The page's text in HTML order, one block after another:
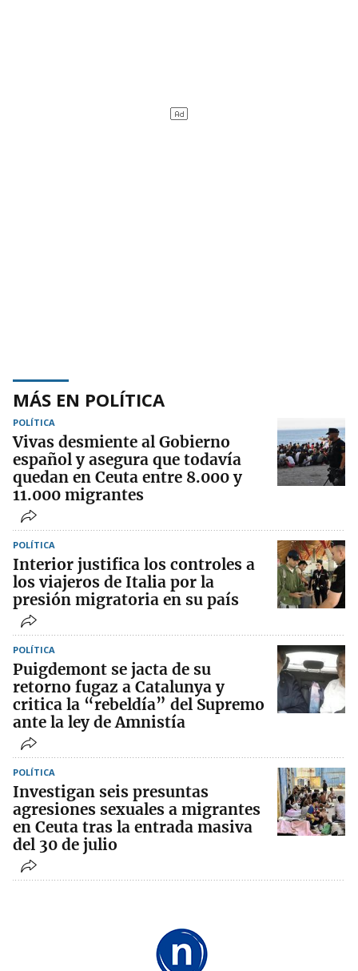
MÁS EN POLÍTICA
POLÍTICA
Vivas desmiente al Gobierno
español y asegura que todavía
quedan en Ceuta entre 8.000 y
11.000 migrantes
POLÍTICA
Interior justifica los controles a
los viajeros de Italia por la
presión migratoria en su país
POLÍTICA
Puigdemont se jacta de su
retorno fugaz a Catalunya y
critica la “rebeldía” del Supremo
ante la ley de Amnistía
POLÍTICA
Investigan seis presuntas
agresiones sexuales a migrantes
en Ceuta tras la entrada masiva
del 30 de julio